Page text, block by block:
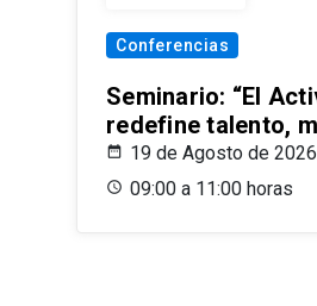
Conferencias
Seminario: “El
redefine talento,
19 de Agosto de 2026
09:00 a 11:00 horas